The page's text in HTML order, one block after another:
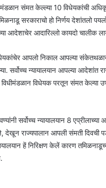
संमत केल्ल्या 10 विधेयकांची
सरकाराचो हो निर्णय देशांतलो
आदेशाचेर आदारिल्लो कायदो चालीक
आपलो निकाल आपल्या
न्यायालयान आपल्या आदेशांत
विधेयक परतून संमत केल्या
सर्वोच्च न्यायालयान 8
राज्यपालान आपली संमती दिवची
हें निरिक्षण केलें कारण